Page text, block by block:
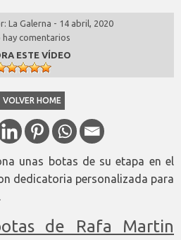
La Galerna - 14 abril, 2020
hay comentarios
ESTE VÍDEO
VOLVER HOME
unas botas de su etapa en el
dedicatoria personalizada para
de Rafa Martin